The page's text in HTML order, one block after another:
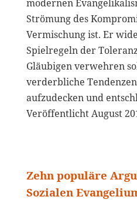
modernen
Strömung des
Vermischung ist. Er
Spielregeln der
Gläubigen verwehren
verderbliche
aufzudecken und
Veröffentlicht August
Zehn populäre
Sozialen